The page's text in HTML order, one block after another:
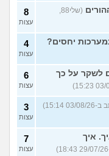
(שלי88,
8
עצות
יחסים? 4
עצות
לשקר על כך
6
עצות
3
עצות
איך
7
עצות